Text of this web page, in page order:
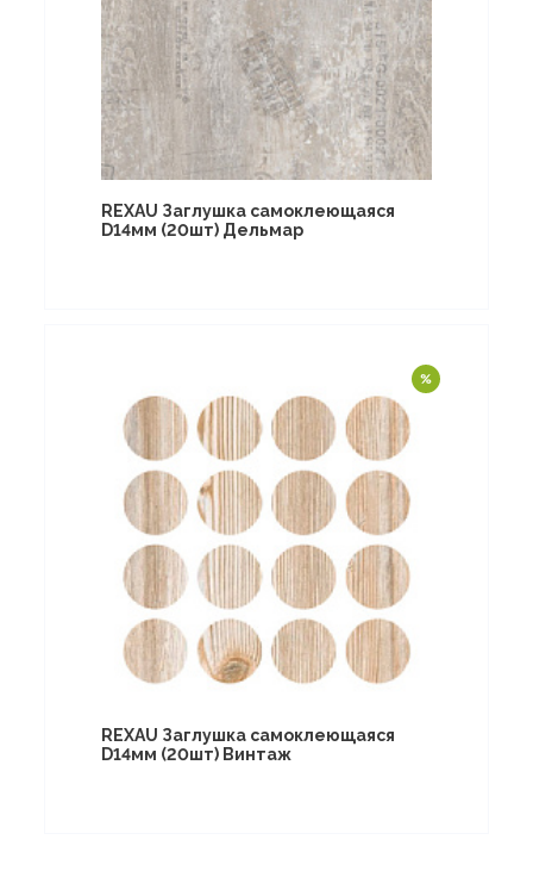
REXAU Заглушка самоклеющаяся
D14мм (20шт) Дельмар
REXAU Заглушка самоклеющаяся
D14мм (20шт) Винтаж